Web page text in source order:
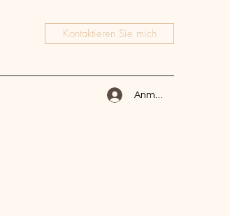
Kontaktieren Sie mich
Anmelden